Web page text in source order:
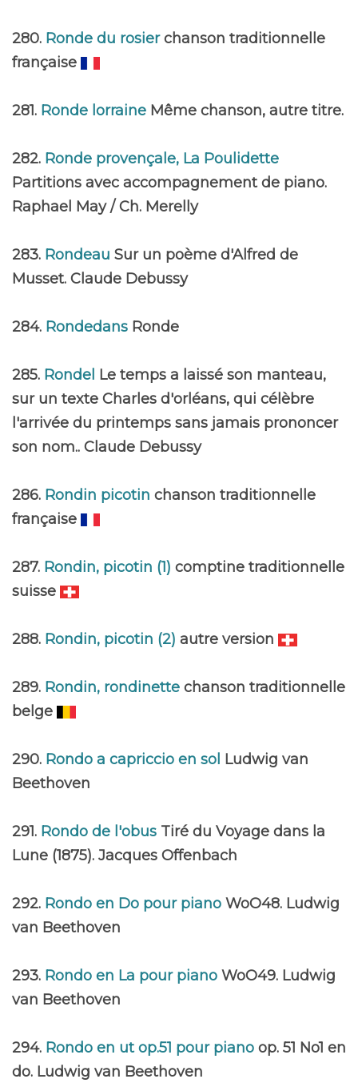
280. Ronde du rosierchanson traditionnelle
française
281. Ronde lorraine Même chanson, autre titre.
282. Ronde provençale, La Poulidette
Partitions avec accompagnement de piano.
Raphael May / Ch. Merelly
283. Rondeau Sur un poème d'Alfred de
Musset. Claude Debussy
284. Rondedans Ronde
285. Rondel Le temps a laissé son manteau,
sur un texte Charles d'orléans, qui célèbre
l'arrivée du printemps sans jamais prononcer
son nom.. Claude Debussy
286. Rondin picotin chanson traditionnelle
française
287. Rondin, picotin (1) comptine traditionnelle
suisse
288. Rondin, picotin (2) autre version
289. Rondin, rondinette chanson traditionnelle
belge
290. Rondo a capriccio en sol Ludwig van
Beethoven
291. Rondo de l'obus Tiré du Voyage dans la
Lune (1875). Jacques Offenbach
292. Rondo en Do pour piano WoO48. Ludwig
van Beethoven
293. Rondo en La pour piano WoO49. Ludwig
van Beethoven
294. Rondo en ut op.51 pour piano op. 51 No1 en
do. Ludwig van Beethoven